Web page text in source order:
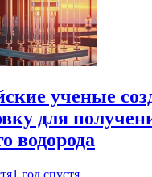
ученые
для
водорода
1 год спустя